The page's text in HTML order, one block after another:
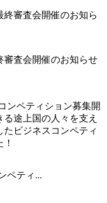
審査会開催のお知らせ
ペティ...